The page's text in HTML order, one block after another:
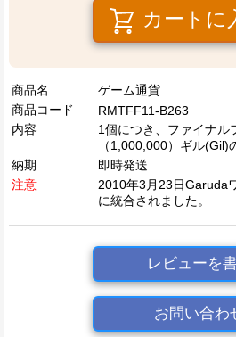
カートに
商品名
ゲーム通貨
商品コード
RMTFF11-B263
内容
1個につき、ファイナル
（1,000,000）ギル(Gil)
納期
即時発送
注意
2010年3月23日Garuda
に統合されました。
レビューを
お問い合わ